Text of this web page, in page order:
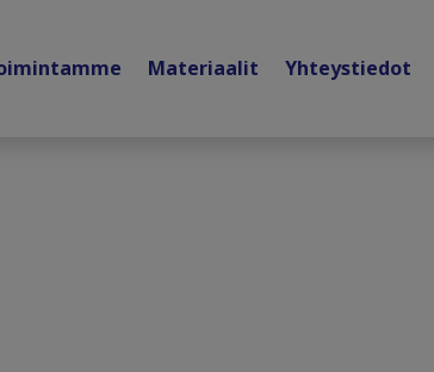
Materiaalit Yhteystiedot